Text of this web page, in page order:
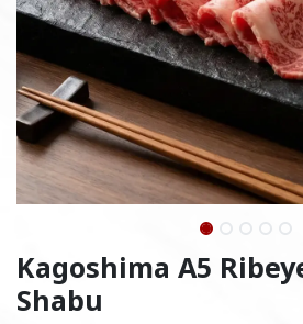
Kagoshima A5
Shabu